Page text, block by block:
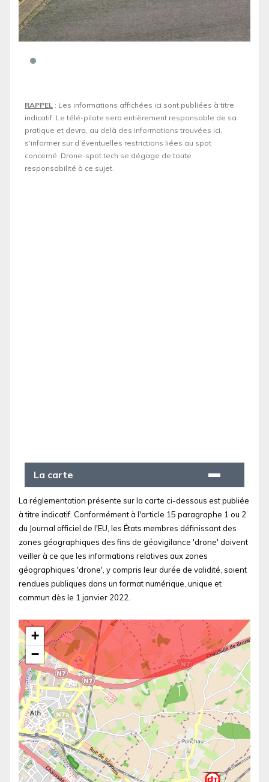
RAPPEL : Les informations affichées ici sont publiées à titre
indicatif. Le télé-pilote sera entièrement responsable de sa
pratique et devra, au delà des informations trouvées ici,
s'informer sur d’éventuelles restrictions liées au spot
concerné. Drone-spot.tech se dégage de toute
responsabilité à ce sujet.
La carte
La réglementation présente sur la carte ci-dessous est publiée
à titre indicatif. Conformément à l'article 15 paragraphe 1 ou 2
du Journal officiel de l'EU, les États membres définissant des
zones géographiques des fins de géovigilance 'drone' doivent
veiller à ce que les informations relatives aux zones
géographiques 'drone', y compris leur durée de validité, soient
rendues publiques dans un format numérique, unique et
commun dès le 1 janvier 2022.